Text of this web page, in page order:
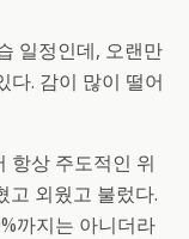
일정인데, 오랜만
다. 감이 많이 떨어
항상 주도적인 위
고 외웠고 불렀다.
까지는 아니더라